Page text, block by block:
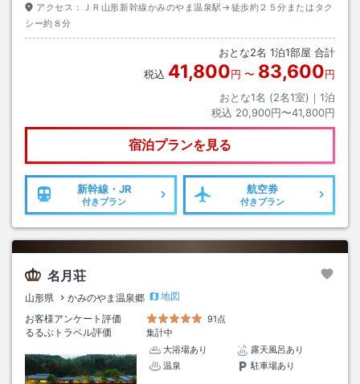
アクセス：
ＪＲ山形新幹線かみのやま温泉駅→徒歩約２５分またはタク
シー約８分
おとな2名 1泊1部屋 合計
税込 41,800円 〜 83,600円
おとな1名 (2名1室)｜ 1泊
税込 20,900円〜41,800円
宿泊プランを見る
新幹線・JR
付きプラン
航空券
付きプラン
名月荘
山形県 かみのやま温泉郷
地図
お客様アンケート評価
91点
るるぶトラベル評価
集計中
大浴場あり
露天風呂あり
温泉
駐車場あり